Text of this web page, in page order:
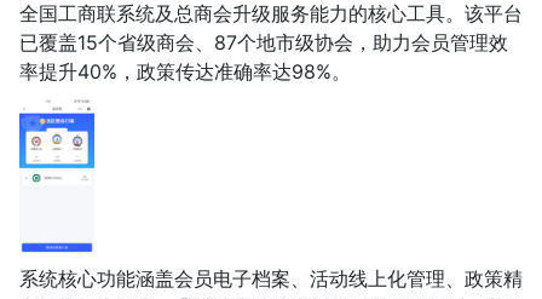
全国工商联系统及总商会升级服务能力的核心工具。该平台
已覆盖15个省级商会、87个地市级协会，助力会员管理效
率提升40%，政策传达准确率达98%。
系统核心功能涵盖会员电子档案、活动线上化管理、政策精